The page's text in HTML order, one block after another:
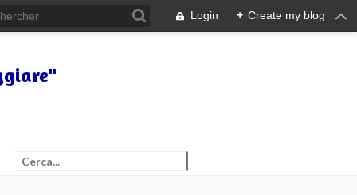
Login + Create my blog